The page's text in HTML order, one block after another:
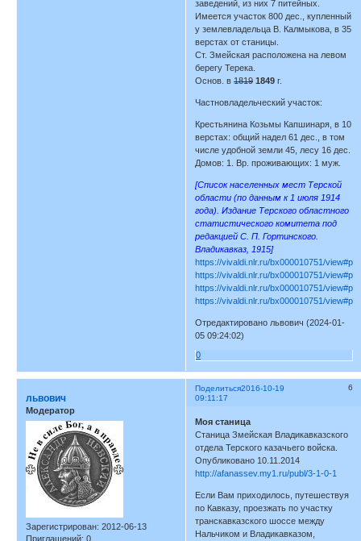
заведений, из них 7 питейных.
Имеется участок 800 дес., купленный
у землевладельца В. Калмыкова, в 35
верстах от станицы.
Ст. Змейская расположена на левом
берегу Терека.
Основ. в1819 1849 г.
Частновладельческий участок:
Крестьянина Козьмы Капшинаря, в 10
верстах: общий надел 61 дес., в том
числе удобной земли 45, лесу 16 дес.
Домов: 1. Вр. проживающих: 1 муж.
[Список населенных мест Терской
области (по данным к 1 июля 1914
года). Издание Терского областного
статистического комитета под
редакцией С. П. Гортинского.
Владикавказ, 1915]
https://vivaldi.nlr.ru/bx000010751/
https://vivaldi.nlr.ru/bx000010751/
https://vivaldi.nlr.ru/bx000010751/
https://vivaldi.nlr.ru/bx000010751/
Отредактировано львович (2024-01-
05 09:24:02)
0
Поделиться 6
2016-10-19
09:11:17
львович
Модератор
Зарегистрирован: 2012-06-13
Приглашений: 0
Моя станица
Станица Змейская Владикавказского
отдела Терского казачьего войска.
Опубликовано 10.11.2014
http://afanassev.my1.ru/publ/3-1-0-1
Если Вам приходилось, путешествуя
по Кавказу, проезжать по участку
транскавказского шоссе между
Нальчиком и Владикавказом,